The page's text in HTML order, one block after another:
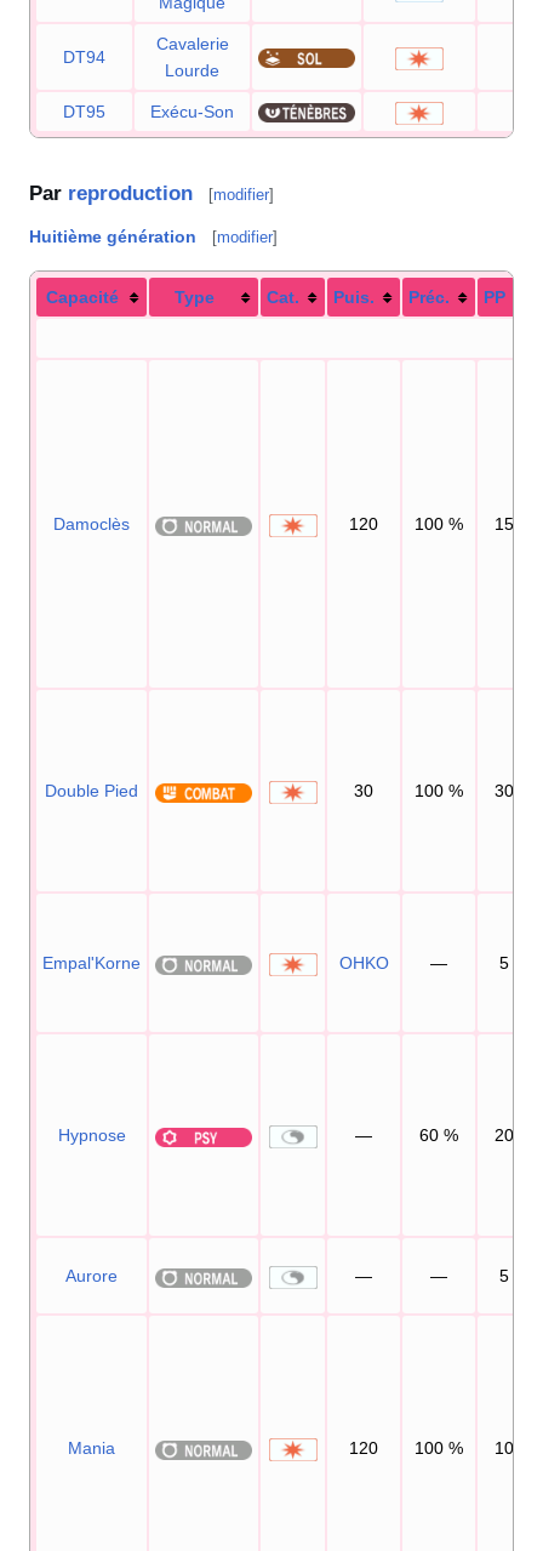
DT94
Cavalerie
Lourde
DT95 Exécu-Son
Par reproduction [modifier]
Huitième génération [modifier]
Capacité Type Cat. Puis. Préc. PP
Damoclès 120 100 % 15
Double Pied 30 100 % 30
Empal'Korne OHKO — 5
Hypnose — 60 % 20
Aurore — — 5
Mania 120 100 % 10